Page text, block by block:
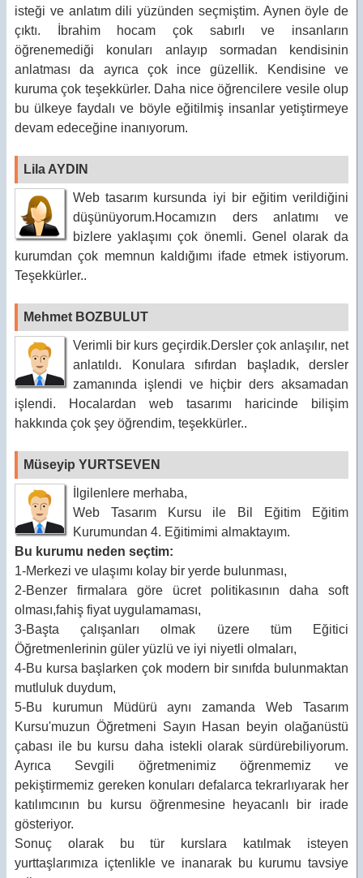
isteği ve anlatım dili yüzünden seçmiştim. Aynen öyle de
çıktı. İbrahim hocam çok sabırlı ve insanların
öğrenemediği konuları anlayıp sormadan kendisinin
anlatması da ayrıca çok ince güzellik. Kendisine ve
kuruma çok teşekkürler. Daha nice öğrencilere vesile olup
bu ülkeye faydalı ve böyle eğitilmiş insanlar yetiştirmeye
devam edeceğine inanıyorum.
Lila AYDIN
Web tasarım kursunda iyi bir eğitim verildiğini
düşünüyorum.Hocamızın ders anlatımı ve
bizlere yaklaşımı çok önemli. Genel olarak da
kurumdan çok memnun kaldığımı ifade etmek istiyorum.
Teşekkürler..
Mehmet BOZBULUT
Verimli bir kurs geçirdik.Dersler çok anlaşılır, net
anlatıldı. Konulara sıfırdan başladık, dersler
zamanında işlendi ve hiçbir ders aksamadan
işlendi. Hocalardan web tasarımı haricinde bilişim
hakkında çok şey öğrendim, teşekkürler..
Müseyip YURTSEVEN
İlgilenlere merhaba,
Web Tasarım Kursu ile Bil Eğitim Eğitim
Kurumundan 4. Eğitimimi almaktayım.
Bu kurumu neden seçtim:
1-Merkezi ve ulaşımı kolay bir yerde bulunması,
2-Benzer firmalara göre ücret politikasının daha soft
olması,fahiş fiyat uygulamaması,
3-Başta çalışanları olmak üzere tüm Eğitici
Öğretmenlerinin güler yüzlü ve iyi niyetli olmaları,
4-Bu kursa başlarken çok modern bir sınıfda bulunmaktan
mutluluk duydum,
5-Bu kurumun Müdürü aynı zamanda Web Tasarım
Kursu'muzun Öğretmeni Sayın Hasan beyin olağanüstü
çabası ile bu kursu daha istekli olarak sürdürebiliyorum.
Ayrıca Sevgili öğretmenimiz öğrenmemiz ve
pekiştirmemiz gereken konuları defalarca tekrarlıyarak her
katılımcının bu kursu öğrenmesine heyacanlı bir irade
gösteriyor.
Sonuç olarak bu tür kurslara katılmak isteyen
yurttaşlarımıza içtenlikle ve inanarak bu kurumu tavsiye